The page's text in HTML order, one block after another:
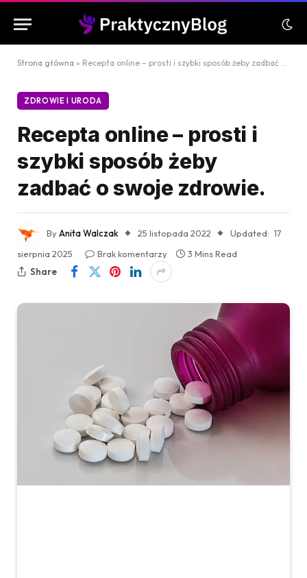
Strona główna » Recepta online – prosti i szybki sposób żeby zadbać o swoje zdrowie.
ZDROWIE I URODA
Recepta online – prosti i
szybki sposób żeby
zadbać o swoje zdrowie.
ByAnita Walczak 25 listopada 2022 Updated: 17
sierpnia 2025
Brak komentarzy
3 Mins Read
Share